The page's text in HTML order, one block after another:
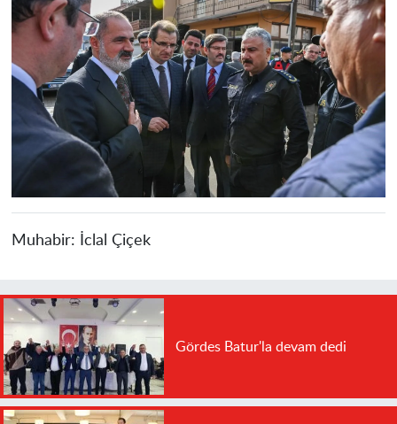
Muhabir: İclal Çiçek
Gördes Batur'la devam dedi